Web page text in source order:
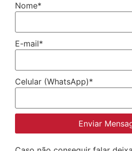
Nome*
E-mail*
Celular (WhatsApp)*
Enviar